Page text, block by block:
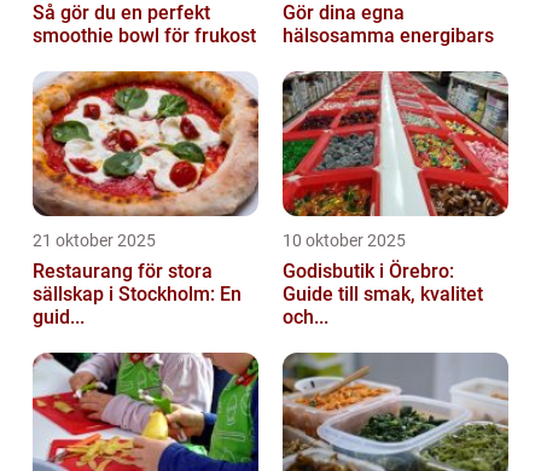
Så gör du en perfekt
smoothie bowl för frukost
Gör dina egna
hälsosamma energibars
21 oktober 2025
Restaurang för stora
sällskap i Stockholm: En
guid...
10 oktober 2025
Godisbutik i Örebro:
Guide till smak, kvalitet
och...